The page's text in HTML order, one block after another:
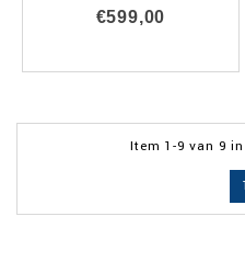
€599,00
Item 1-9 van 9
1